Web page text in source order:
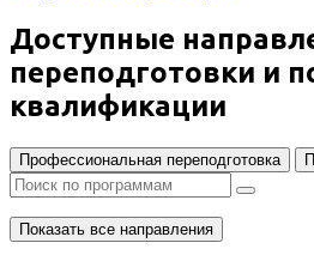
Доступные
переподготовки и
квалификации
Профессиональная переподготовка
Показать все направления